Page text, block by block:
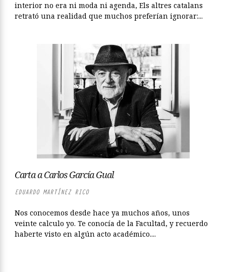
interior no era ni moda ni agenda, Els altres catalans
retrató una realidad que muchos preferían ignorar:...
Carta a Carlos García Gual
EDUARDO MARTÍNEZ RICO
Nos conocemos desde hace ya muchos años, unos
veinte calculo yo. Te conocía de la Facultad, y recuerdo
haberte visto en algún acto académico....